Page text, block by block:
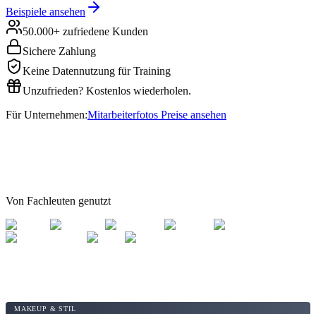
Beispiele ansehen
50.000+ zufriedene Kunden
Sichere Zahlung
Keine Datennutzung für Training
Unzufrieden? Kostenlos wiederholen.
Für Unternehmen:Mitarbeiterfotos Preise ansehen
Von Fachleuten genutzt
MAKEUP & STIL